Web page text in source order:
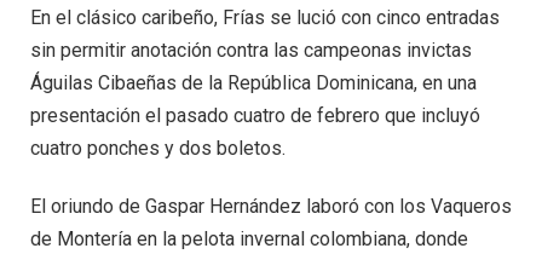
En el clásico caribeño, Frías se lució con cinco entradas
sin permitir anotación contra las campeonas invictas
Águilas Cibaeñas de la República Dominicana, en una
presentación el pasado cuatro de febrero que incluyó
cuatro ponches y dos boletos.
El oriundo de Gaspar Hernández laboró con los Vaqueros
de Montería en la pelota invernal colombiana, donde